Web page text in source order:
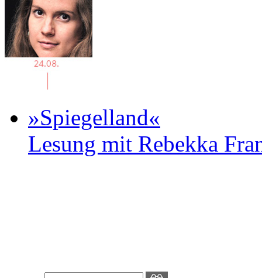
»Spiegelland«
Lesung mit Rebekka